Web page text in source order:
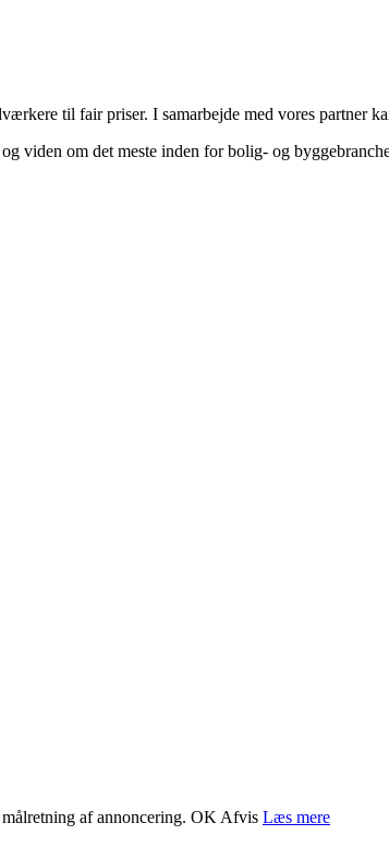
til fair priser. I samarbejde med vores partner
viden om det meste inden for bolig- og
af annoncering. OK Afvis Læs mere